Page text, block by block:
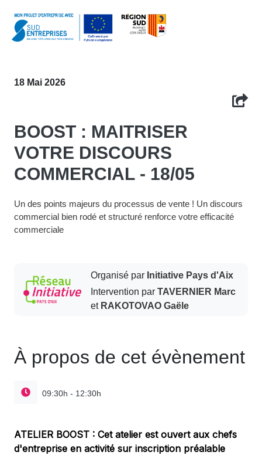
18 Mai 2026
BOOST : MAITRISER
VOTRE DISCOURS
COMMERCIAL - 18/05
Un des points majeurs du processus de vente ! Un discours
commercial bien rodé et structuré renforce votre efficacité
commerciale
Organisé parInitiative Pays d'Aix
Intervention parTAVERNIER Marc
etRAKOTOVAO Gaële
À propos de cet évènement
09:30h - 12:30h
ATELIER BOOST : Cet atelier est ouvert aux chefs
d'entreprise en activité sur inscription préalable